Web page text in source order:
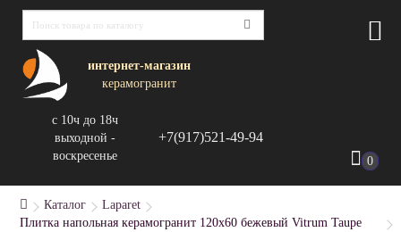
интернет-магазин
керамогранит
с 10ч до 18ч
выходной -
воскресенье
+7(917)521-49-94
0
Каталог
Laparet
Плитка напольная керамогранит 120x60 бежевый Vitrum Taupe